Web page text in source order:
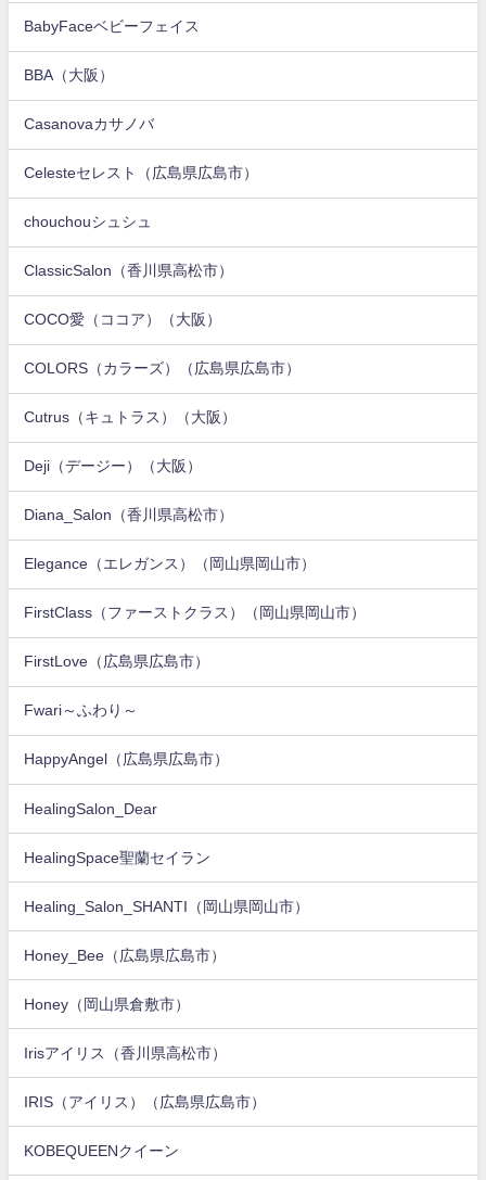
BabyFaceベビーフェイス
BBA（大阪）
Casanovaカサノバ
Celesteセレスト（広島県広島市）
chouchouシュシュ
ClassicSalon（香川県高松市）
COCO愛（ココア）（大阪）
COLORS（カラーズ）（広島県広島市）
Cutrus（キュトラス）（大阪）
Deji（デージー）（大阪）
Diana_Salon（香川県高松市）
Elegance（エレガンス）（岡山県岡山市）
FirstClass（ファーストクラス）（岡山県岡山市）
FirstLove（広島県広島市）
Fwari～ふわり～
HappyAngel（広島県広島市）
HealingSalon_Dear
HealingSpace聖蘭セイラン
Healing_Salon_SHANTI（岡山県岡山市）
Honey_Bee（広島県広島市）
Honey（岡山県倉敷市）
Irisアイリス（香川県高松市）
IRIS（アイリス）（広島県広島市）
KOBEQUEENクイーン